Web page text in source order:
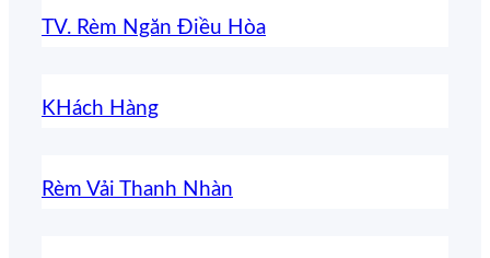
TV. Rèm Ngăn Điều Hòa
KHách Hàng
Rèm Vải Thanh Nhàn